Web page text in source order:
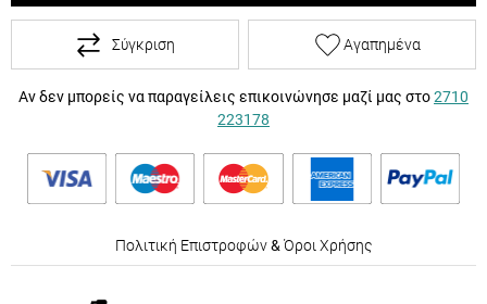
Σύγκριση Αγαπημένα
Αν δεν μπορείς να παραγείλεις επικοινώνησε μαζί μας στο2710
223178
Πολιτική Επιστροφών& Όροι Χρήσης